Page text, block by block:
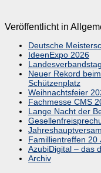
Veröffentlicht in
Deutsche
IdeenExpo 2026
Neuer Rekord
Schützenplatz
Weihnachtsfeier
Fachmesse CMS
Lange Nacht der
Famillientreffen 20
AzubiDigital – das
Archiv